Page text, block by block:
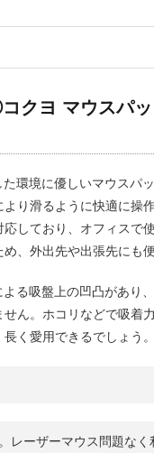
クヨ マウスパ
環境に優しいマウスパッ
より滑るように快適に操
応しており、オフィスで
、外出先や出張先にも便
る吸盤上の凹凸があり
せん。ホコリなどで吸着
く愛用できるでしょう。
レーザーマウス問題なく